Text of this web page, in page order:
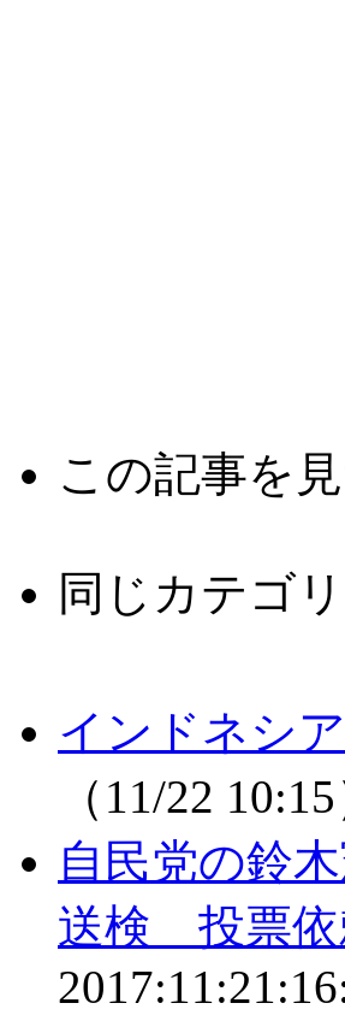
この記事を
同じカテゴ
インドネシ
（11/22 10:15
自民党の鈴
送検 投票依